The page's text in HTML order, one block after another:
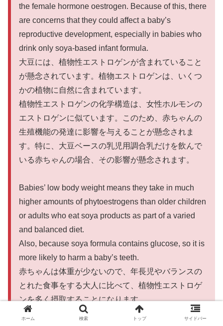
the female hormone oestrogen. Because of this, there
are concerns that they could affect a baby’s
reproductive development, especially in babies who
drink only soya-based infant formula.
大豆には、植物性エストロゲンが含まれていること
が懸念されています。植物エストロゲンは、いくつ
かの植物に自然に含まれています。
植物性エストロゲンの化学構造は、女性ホルモンの
エストロゲンに似ています。このため、赤ちゃんの
生殖機能の発達に影響を与えることが懸念されま
す。特に、大豆ベースの乳児用調合乳だけを飲んで
いる赤ちゃんの場合、その影響が懸念されます。
Babies’ low body weight means they take in much
higher amounts of phytoestrogens than older children
or adults who eat soya products as part of a varied
and balanced diet.
Also, because soya formula contains glucose, so it is
more likely to harm a baby’s teeth.
赤ちゃんは体重が少ないので、年長児やバランスの
とれた食事をする大人に比べて、植物性エストロゲ
ンを多く摂取することになります。
また、大豆調合乳にはブドウ糖が含まれているた
ホーム 検索 トップ サイドバー